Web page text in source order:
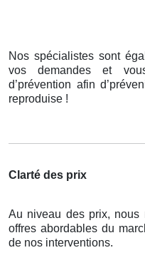
Nos spécialistes sont
vos demandes et
d’prévention afin
reproduise !
Clarté des prix
Au niveau des prix, nous
offres abordables du
de nos interventions.